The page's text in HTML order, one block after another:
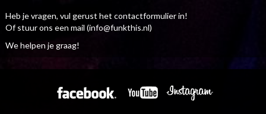
Heb je vragen, vul gerust het contactformulier in!
Of stuur ons een mail (info@funkthis.nl)
We helpen je graag!